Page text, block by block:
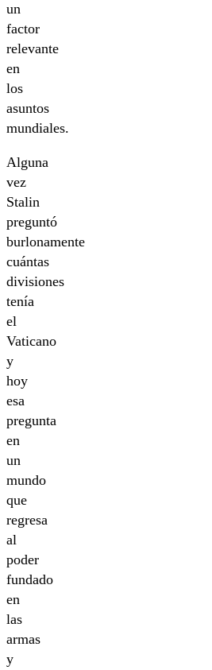
un
factor
relevante
en
los
asuntos
mundiales.
Alguna
vez
Stalin
preguntó
burlonamente
cuántas
divisiones
tenía
el
Vaticano
y
hoy
esa
pregunta
en
un
mundo
que
regresa
al
poder
fundado
en
las
armas
y